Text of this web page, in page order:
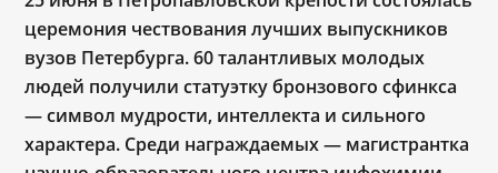
церемония чествования лучших выпускников
вузов Петербурга. 60 талантливых молодых
людей получили статуэтку бронзового сфинкса
― символ мудрости, интеллекта и сильного
характера. Среди награждаемых — магистрантка